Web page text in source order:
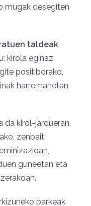
mugak desegiten
taldeak
kirola eginaz
positiborako,
harremanetan
da kirol-jardueran,
zenbait
guneetan eta
parkeak